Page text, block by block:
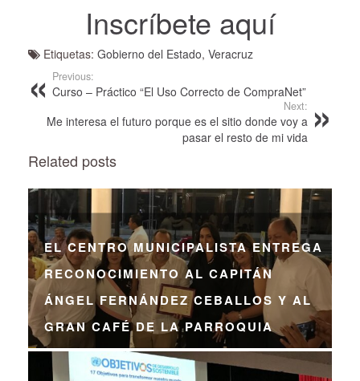
Inscríbete aquí
Etiquetas: Gobierno del Estado, Veracruz
Previous:
Curso – Práctico “El Uso Correcto de CompraNet”
Next:
Me interesa el futuro porque es el sitio donde voy a
pasar el resto de mi vida
Related posts
EL CENTRO MUNICIPALISTA ENTREGA
RECONOCIMIENTO AL CAPITÁN
ÁNGEL FERNÁNDEZ CEBALLOS Y AL
GRAN CAFÉ DE LA PARROQUIA